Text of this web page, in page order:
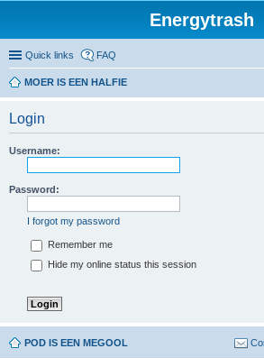
Energytrash
Quick links FAQ
MOER IS EEN HALFIE
Login
Username:
Password:
I forgot my password
Remember me
Hide my online status this session
POD IS EEN MEGOOL